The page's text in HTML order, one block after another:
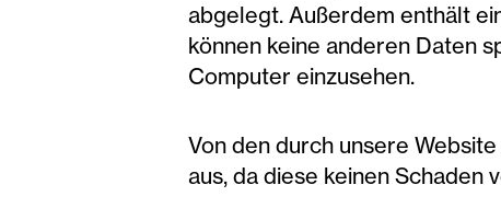
abgelegt. Außerdem enthält
können keine anderen Daten
Computer einzusehen.
Von den durch unsere
aus, da diese keinen Schaden